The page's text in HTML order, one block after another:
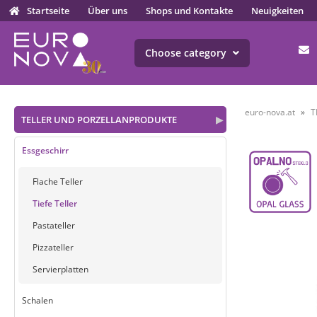
Startseite Über uns Shops und Kontakte Neuigkeiten
Choose category
▶
TELLER UND PORZELLANPRODUKTE
Essgeschirr
Flache Teller
Tiefe Teller
Pastateller
Pizzateller
Servierplatten
Schalen
euro-nova.at